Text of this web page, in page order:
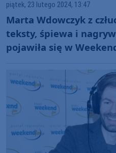
piątek, 23 lutego 2024, 13:47
Marta Wdowczyk z
teksty, śpiewa i
pojawiła się w